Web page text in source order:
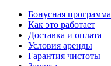
Бонусная программа
Как это работает
Доставка и оплата
Условия аренды
Гарантия чистоты